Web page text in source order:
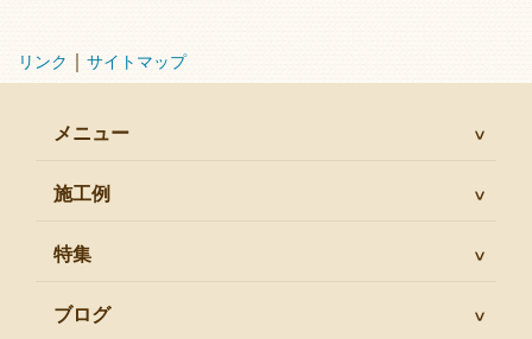
リンク サイトマップ
メニュー
施工例
特集
ブログ